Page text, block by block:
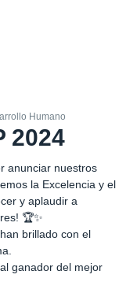
Humano
2024
anunciar nuestros
la Excelencia y el
y aplaudir a
🏆✨
brillado con el
ganador del mejor